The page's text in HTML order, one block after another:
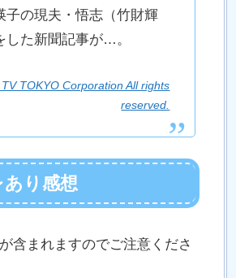
子の現夫・悟志（竹財輝
した新聞記事が…。
TOKYO Corporation All rights
reserved.
あり感想
含まれますのでご注意くださ